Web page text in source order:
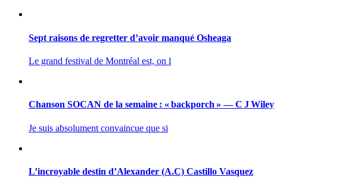
Sept raisons de regretter d’avoir manqué Osheaga
Le grand festival de Montréal est, on l
Chanson SOCAN de la semaine : « backporch » — C J Wiley
Je suis absolument convaincue que si
L’incroyable destin d’Alexander (A.C) Castillo Vasquez